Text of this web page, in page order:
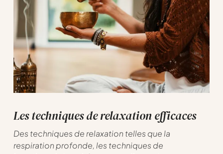
Les techniques de relaxation efficaces
Des techniques de relaxation telles que la
respiration profonde, les techniques de